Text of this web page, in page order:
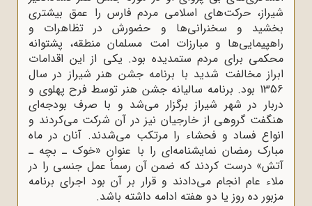
شیراز، حرکت‌های اسلامی مردم فارس را عمق بیشتری
بخشید و سخنرانی‌ها و حضورش در تظاهرات و
راهپیمایی‌ها و مبارزات امت مسلمان منطقه، پشتوانه
محکمی برای مردم ستمدیده بود. یکی از این اقدامات
ابراز مخالفت شدید با برنامه جشن هنر شیراز در سال
1356 بود. برنامه سالیانه جشن هنر توسط فرح پهلوی و
دربار در شهر شیراز برگزار می‌شد و با صرف بودجه‌ای
هنگفت گروهی از خارجیان نیز در آن شرکت می‌کردند و
انواع فساد و فحشاء را مرتکب می‌شدند. آنان در ماه
مبارک رمضان نمایشنامه‌ای را با عنوان «خوک ـ بچه ـ
آتش» درست کردند که ضمن آن رسماً عمل جنسی را در
ملاء عام انجام می‌دادند و قرار بر آن بود اجرای برنامه
مزبور ده روز یا دو هفته ادامه داشته باشد.